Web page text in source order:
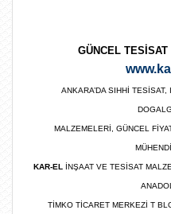
GÜNCEL TESİSAT
ANKARA’DA SIHHİ
MALZEMELERİ, GÜNCEL
KAR-EL İNŞAAT VE TESİSAT
TİMKO TİCARET MERKEZİ T